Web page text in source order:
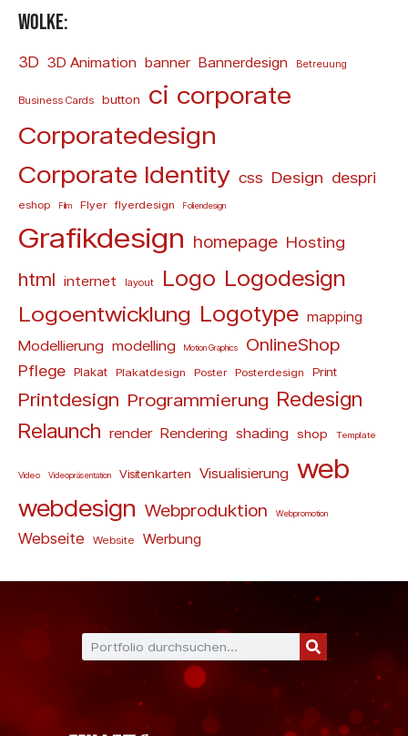
Wolke:
3D 3D Animation banner Bannerdesign Betreuung
Business Cards button ci corporate
Corporatedesign
Corporate Identity css Design despri
eshop Film Flyer flyerdesign Foliendesign
Grafikdesign homepage Hosting
html internet layout Logo Logodesign
Logoentwicklung Logotype mapping
Modellierung modelling Motion Graphics OnlineShop
Pflege Plakat Plakatdesign Poster Posterdesign Print
Printdesign Programmierung Redesign
Relaunch render Rendering shading shop Template
Video Videopräsentation Visitenkarten Visualisierung web
webdesign Webproduktion Webpromotion
Webseite Website Werbung